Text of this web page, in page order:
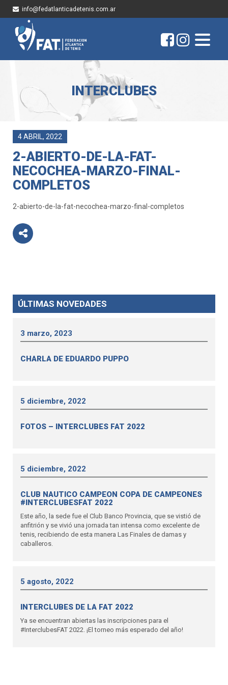
info@fedatlanticadetenis.com.ar
INTERCLUBES
4 ABRIL, 2022
2-ABIERTO-DE-LA-FAT-
NECOCHEA-MARZO-FINAL-
COMPLETOS
2-abierto-de-la-fat-necochea-marzo-final-completos
ÚLTIMAS NOVEDADES
3 marzo, 2023
CHARLA DE EDUARDO PUPPO
5 diciembre, 2022
FOTOS – INTERCLUBES FAT 2022
5 diciembre, 2022
CLUB NAUTICO CAMPEON COPA DE CAMPEONES
#INTERCLUBESFAT 2022
Este año, la sede fue el Club Banco Provincia, que se vistió de
anfitrión y se vivió una jornada tan intensa como excelente de
tenis, recibiendo de esta manera Las Finales de damas y
caballeros.
5 agosto, 2022
INTERCLUBES DE LA FAT 2022
Ya se encuentran abiertas las inscripciones para el
#InterclubesFAT 2022. ¡El torneo más esperado del año!